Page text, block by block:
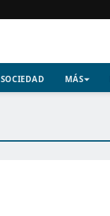
SOCIEDAD MÁS